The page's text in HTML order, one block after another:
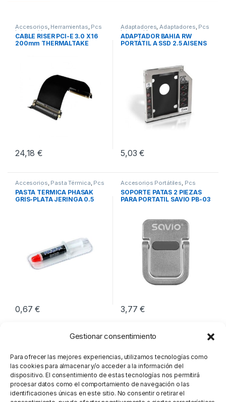
Gestionar consentimiento
Para ofrecer las mejores experiencias, utilizamos tecnologías como
las cookies para almacenar y/o acceder a la información del
dispositivo. El consentimiento de estas tecnologías nos permitirá
procesar datos como el comportamiento de navegación o las
identificaciones únicas en este sitio. No consentir o retirar el
Accesorios, Herramientas, Pcs
Integración
CABLE RISER PCI-E 3.0 X16
200mm THERMALTAKE
24,18€
Adaptadores,Adaptadores, Pcs
Integración
ADAPTADOR BAHÍA RW
PORTÁTIL A SSD 2.5 AISENS
5,03€
Accesorios, Pasta Térmica, Pcs
Integración
PASTA TÉRMICA PHASAK
GRIS-PLATA JERINGA 0.5
0,67€
Accesorios Portátiles, Pcs
Integración ,Soportes Notebook
SOPORTE PATAS 2 PIEZAS
PARA PORTATIL SAVIO PB-03
3,77€